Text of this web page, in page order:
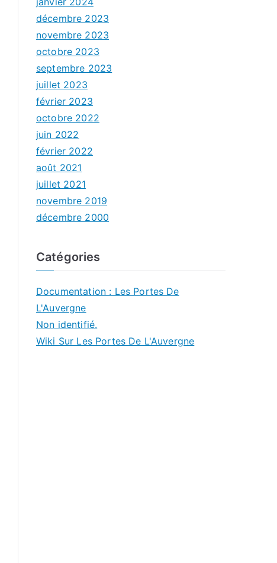
décembre 2023
novembre 2023
octobre 2023
septembre 2023
juillet 2023
février 2023
octobre 2022
juin 2022
février 2022
août 2021
juillet 2021
novembre 2019
décembre 2000
Catégories
Documentation : Les Portes De
L'Auvergne
Non identifié.
Wiki Sur Les Portes De L'Auvergne